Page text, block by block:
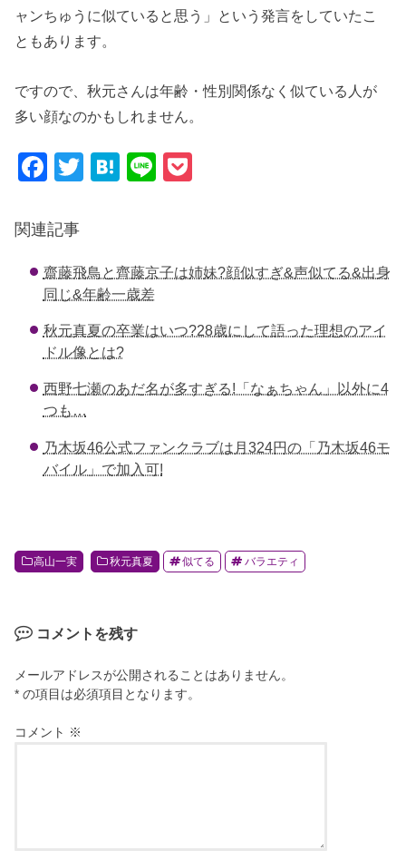
ャンちゅうに似ていると思う」という発言をしていたこ
ともあります。
ですので、秋元さんは年齢・性別関係なく似ている人が
多い顔なのかもしれません。
F
c
b
o
o
k
T
H
a
Li
関連記事
齋藤飛鳥と齊藤京子は姉妹?顔似すぎ&声似てる&出身
同じ&年齢一歳差
秋元真夏の卒業はいつ?28歳にして語った理想のアイ
ドル像とは?
西野七瀬のあだ名が多すぎる!「なぁちゃん」以外に4
つも…
乃木坂46公式ファンクラブは月324円の「乃木坂46モ
バイル」で加入可!
高山一実 秋元真夏 似てる バラエティ
コメントを残す
メールアドレスが公開されることはありません。
* の項目は必須項目となります。
コメント ※